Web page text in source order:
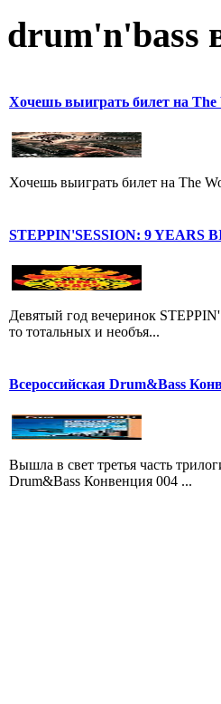
drum'n'bass
Хочешь выиграть билет на The
Хочешь выиграть билет на The
STEPPIN'SESSION: 9 YEARS
Девятый год вечеринок
то тотальных и необъя...
Всероссийская Drum&Bass
Вышла в свет третья часть
Drum&Bass Конвенция 004 ...